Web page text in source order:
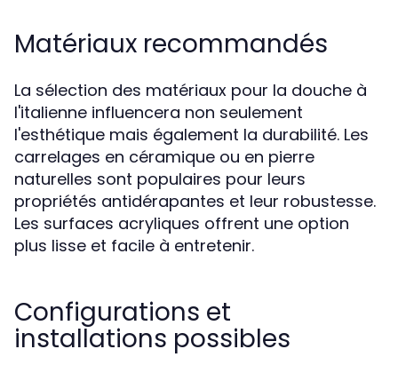
Matériaux recommandés
La sélection des matériaux pour la douche à
l'italienne influencera non seulement
l'esthétique mais également la durabilité. Les
carrelages en céramique ou en pierre
naturelles sont populaires pour leurs
propriétés antidérapantes et leur robustesse.
Les surfaces acryliques offrent une option
plus lisse et facile à entretenir.
Configurations et
installations possibles